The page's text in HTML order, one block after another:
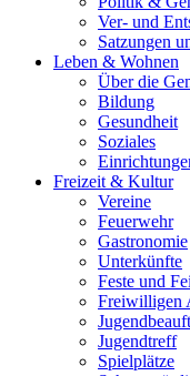
Ver- und
Satzungen
Leben & Wohnen
Über die
Bildung
Gesundheit
Soziales
Freizeit & Kultur
Vereine
Feuerwehr
Gastronomie
Unterkünfte
Feste und
Freiwilligen
Jugendtreff
Spielplätze